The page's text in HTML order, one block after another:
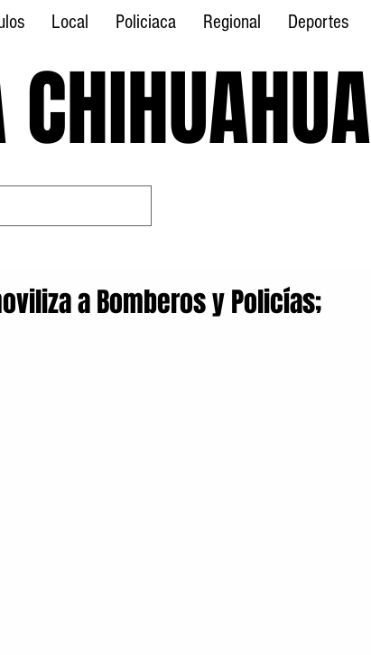
Local Policiaca Regional Deportes
a Bomberos y Policías;